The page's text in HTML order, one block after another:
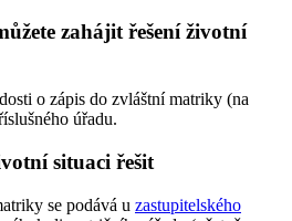
zahájit řešení životní
o zápis do zvláštní matriky (na
úřadu.
situaci řešit
se podává u zastupitelského